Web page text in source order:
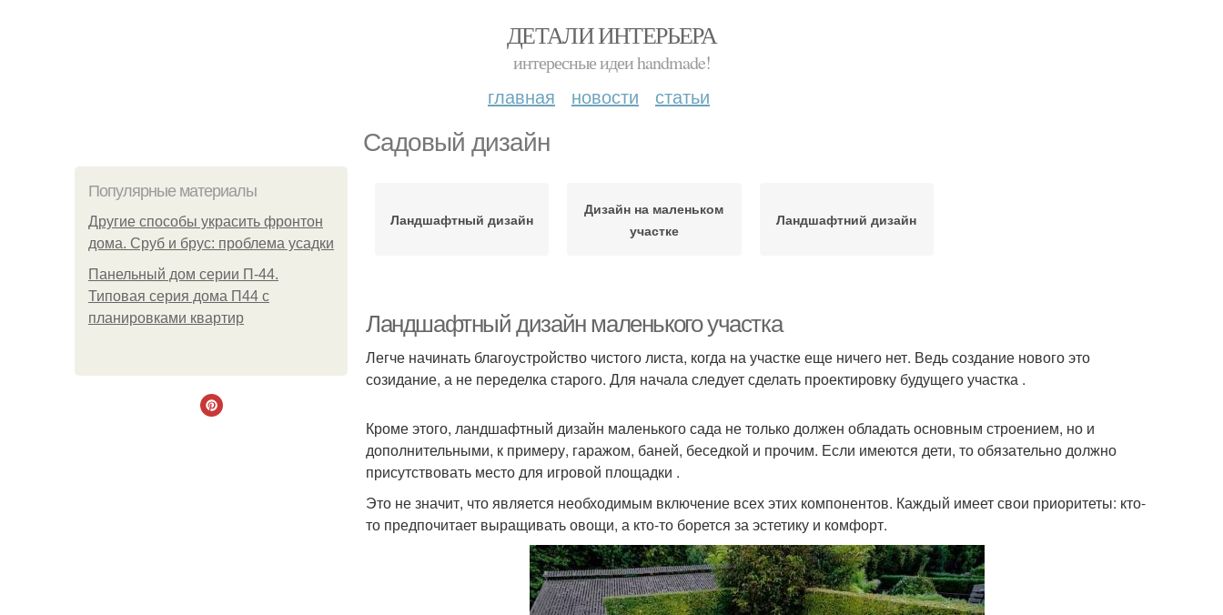
ДЕТАЛИ ИНТЕРЬЕРА
интересные идеи handmade!
главная новости статьи
Садовый дизайн
Популярные материалы
Другие способы украсить фронтон
дома. Сруб и брус: проблема усадки
Панельный дом серии П-44.
Типовая серия дома П44 с
планировками квартир
Ландшафтный дизайн
Дизайн на маленьком
участке
Ландшафтний дизайн
Ландшафтный дизайн маленького участка
Легче начинать благоустройство чистого листа, когда на участке еще ничего нет. Ведь создание нового это
созидание, а не переделка старого. Для начала следует сделать проектировку будущего участка .
Кроме этого, ландшафтный дизайн маленького сада не только должен обладать основным строением, но и
дополнительными, к примеру, гаражом, баней, беседкой и прочим. Если имеются дети, то обязательно должно
присутствовать место для игровой площадки .
Это не значит, что является необходимым включение всех этих компонентов. Каждый имеет свои приоритеты: кто-
то предпочитает выращивать овощи, а кто-то борется за эстетику и комфорт.